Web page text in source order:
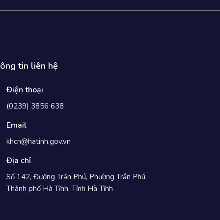
tin liên hệ
Điện thoại
(0239) 3856 638
Email
khcn@hatinh.gov.vn
Địa chỉ
Số 142, Đường Trần Phú, Phường Trần Phú,
Thành phố Hà Tĩnh, Tỉnh Hà Tĩnh